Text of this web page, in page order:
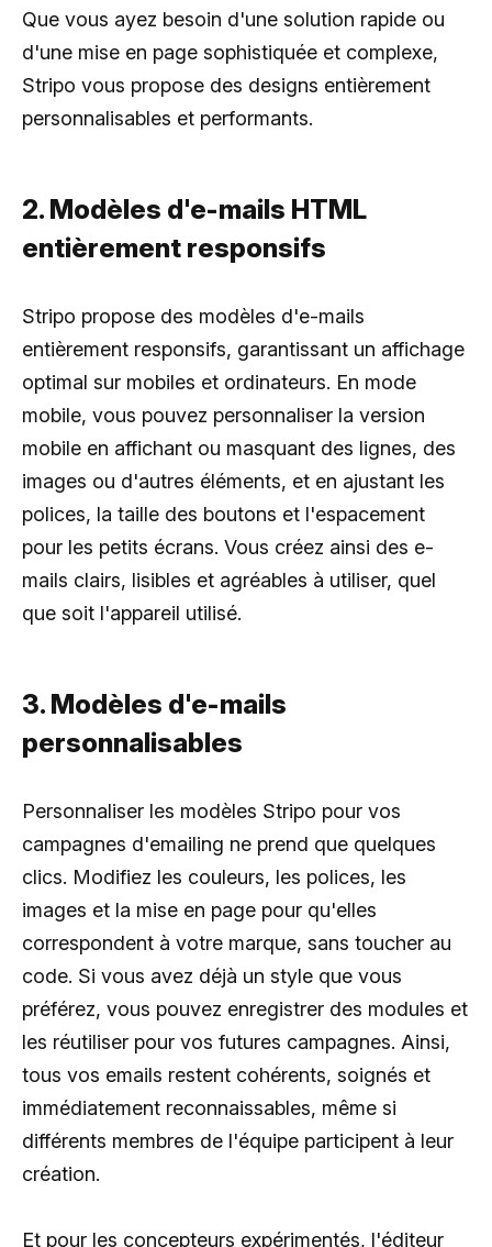
Que vous ayez besoin d'une solution rapide ou
d'une mise en page sophistiquée et complexe,
Stripo vous propose des designs entièrement
personnalisables et performants.
2. Modèles d'e-mails HTML
entièrement responsifs
Stripo propose des modèles d'e-mails
entièrement responsifs, garantissant un affichage
optimal sur mobiles et ordinateurs. En mode
mobile, vous pouvez personnaliser la version
mobile en affichant ou masquant des lignes, des
images ou d'autres éléments, et en ajustant les
polices, la taille des boutons et l'espacement
pour les petits écrans. Vous créez ainsi des e-
mails clairs, lisibles et agréables à utiliser, quel
que soit l'appareil utilisé.
3. Modèles d'e-mails
personnalisables
Personnaliser les modèles Stripo pour vos
campagnes d'emailing ne prend que quelques
clics. Modifiez les couleurs, les polices, les
images et la mise en page pour qu'elles
correspondent à votre marque, sans toucher au
code. Si vous avez déjà un style que vous
préférez, vous pouvez enregistrer des modules et
les réutiliser pour vos futures campagnes. Ainsi,
tous vos emails restent cohérents, soignés et
immédiatement reconnaissables, même si
différents membres de l'équipe participent à leur
création.
Et pour les concepteurs expérimentés, l'éditeur